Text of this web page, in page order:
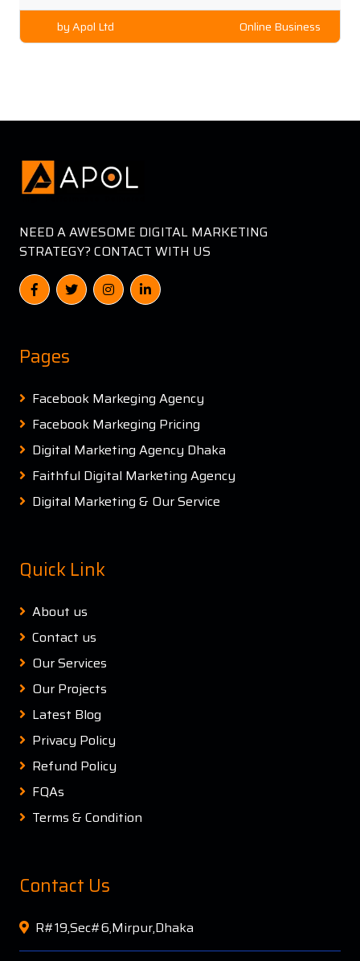
byApol Ltd Online Business
NEED A AWESOME DIGITAL MARKETING
STRATEGY? CONTACT WITH US
Pages
Facebook Markeging Agency
Facebook Markeging Pricing
Digital Marketing Agency Dhaka
Faithful Digital Marketing Agency
Digital Marketing & Our Service
Quick Link
About us
Contact us
Our Services
Our Projects
Latest Blog
Privacy Policy
Refund Policy
FQAs
Terms & Condition
Contact Us
R#19,Sec#6,Mirpur,Dhaka